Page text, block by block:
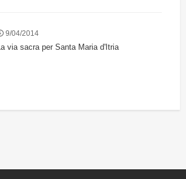
9/04/2014
La via sacra per Santa Maria d'Itria